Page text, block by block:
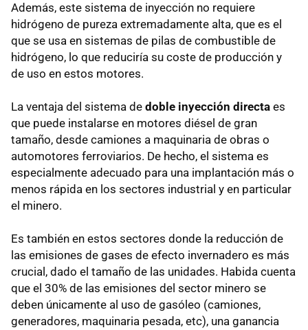
Además, este sistema de inyección no requiere
hidrógeno de pureza extremadamente alta, que es el
que se usa en sistemas de pilas de combustible de
hidrógeno, lo que reduciría su coste de producción y
de uso en estos motores.
La ventaja del sistema de doble inyección directa es
que puede instalarse en motores diésel de gran
tamaño, desde camiones a maquinaria de obras o
automotores ferroviarios. De hecho, el sistema es
especialmente adecuado para una implantación más o
menos rápida en los sectores industrial y en particular
el minero.
Es también en estos sectores donde la reducción de
las emisiones de gases de efecto invernadero es más
crucial, dado el tamaño de las unidades. Habida cuenta
que el 30% de las emisiones del sector minero se
deben únicamente al uso de gasóleo (camiones,
generadores, maquinaria pesada, etc), una ganancia